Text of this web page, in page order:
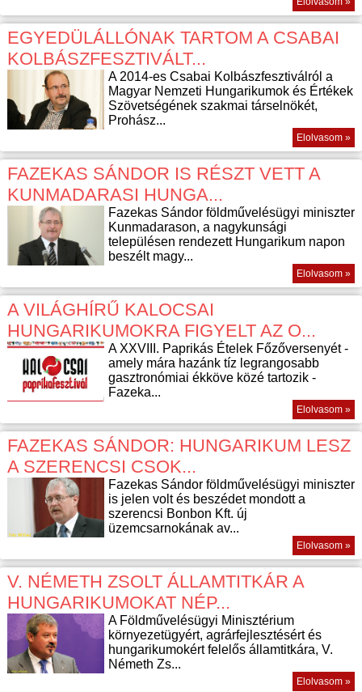
EGYEDÜLÁLLÓNAK TARTOM A CSABAI
KOLBÁSZFESZTIVÁLT...
A 2014-es Csabai Kolbászfesztiválról a
Magyar Nemzeti Hungarikumok és Értékek
Szövetségének szakmai társelnökét,
Prohász...
Elolvasom »
FAZEKAS SÁNDOR IS RÉSZT VETT A
KUNMADARASI HUNGA...
Fazekas Sándor földművelésügyi miniszter
Kunmadarason, a nagykunsági
településen rendezett Hungarikum napon
beszélt magy...
Elolvasom »
A VILÁGHÍRŰ KALOCSAI
HUNGARIKUMOKRA FIGYELT AZ O...
A XXVIII. Paprikás Ételek Főzőversenyét -
amely mára hazánk tíz legrangosabb
gasztronómiai ékköve közé tartozik -
Fazeka...
Elolvasom »
FAZEKAS SÁNDOR: HUNGARIKUM LESZ
A SZERENCSI CSOK...
Fazekas Sándor földművelésügyi miniszter
is jelen volt és beszédet mondott a
szerencsi Bonbon Kft. új
üzemcsarnokának av...
Elolvasom »
V. NÉMETH ZSOLT ÁLLAMTITKÁR A
HUNGARIKUMOKAT NÉP...
A Földművelésügyi Minisztérium
környezetügyért, agrárfejlesztésért és
hungarikumokért felelős államtitkára, V.
Németh Zs...
Elolvasom »